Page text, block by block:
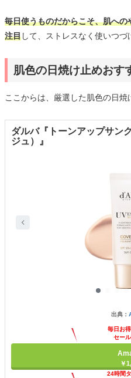
毎日使うものだからこそ、肌へ
注目して、ストレスなく使いつづ
肌色の日焼け止めおす
ここからは、厳選した肌色の日焼
ダルバ『トーンアップサン
ジュ）』
出典：
毎日お
セー
￥
24時間